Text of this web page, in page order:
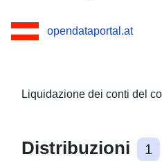
opendataportal.at
Liquidazione dei conti del
Distribuzioni 1